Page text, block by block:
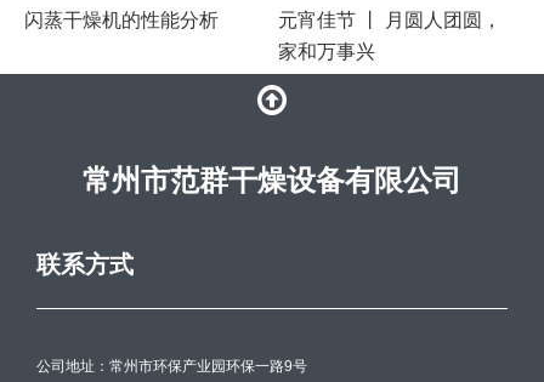
闪蒸干燥机的性能分析
元宵佳节 丨 月圆人团圆，
家和万事兴
常州市范群干燥设备有限公司
联系方式
公司地址：常州市环保产业园环保一路9号